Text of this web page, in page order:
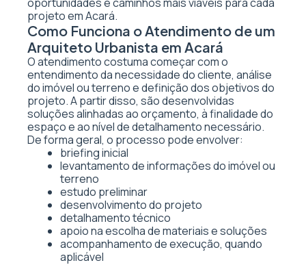
projeto em Acará.
Como Funciona o Atendimento de um
Arquiteto Urbanista em Acará
O atendimento costuma começar com o
entendimento da necessidade do cliente, análise
do imóvel ou terreno e definição dos objetivos do
projeto. A partir disso, são desenvolvidas
soluções alinhadas ao orçamento, à finalidade do
espaço e ao nível de detalhamento necessário.
De forma geral, o processo pode envolver:
briefing inicial
levantamento de informações do imóvel ou
terreno
estudo preliminar
desenvolvimento do projeto
detalhamento técnico
apoio na escolha de materiais e soluções
acompanhamento de execução, quando
aplicável